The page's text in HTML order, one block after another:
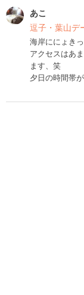
あこ
逗子・葉山デ
海岸ににょき
アクセスはあ
ます、笑
夕日の時間帯